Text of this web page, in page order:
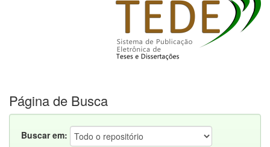
Página de Busca
Buscar em: